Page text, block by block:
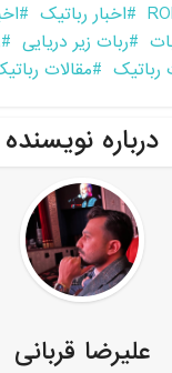
اخبار رباتیک
ربات زیر دریایی
رباتیک مقالات
درباره نویسنده
علیرضا قربانی